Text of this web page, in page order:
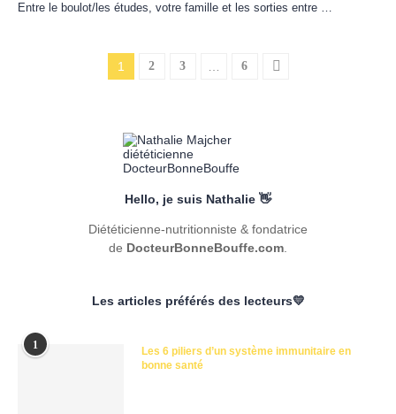
Entre le boulot/les études, votre famille et les sorties entre …
1 2 3 6
Hello, je suis Nathalie 👋
Diététicienne-nutritionniste & fondatrice
de DocteurBonneBouffe.com
Les articles préférés des lecteurs💛
1
Les 6 piliers d’un système immunitaire en
bonne santé